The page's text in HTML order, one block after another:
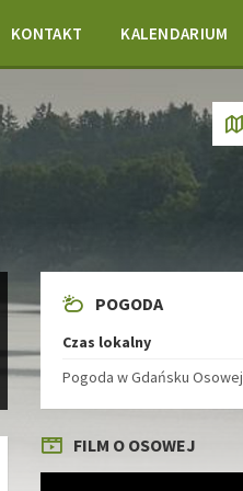
KONTAKT KALENDARIUM
POGODA
Czas lokalny
Pogoda w Gdańsku Osowej
FILM O OSOWEJ